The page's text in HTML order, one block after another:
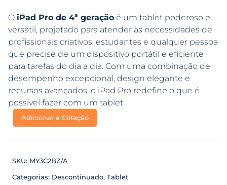
O iPad Pro de 4ª geração é um tablet poderoso e
versátil, projetado para atender às necessidades de
profissionais criativos, estudantes e qualquer pessoa
que precise de um dispositivo portátil e eficiente
para tarefas do dia a dia. Com uma combinação de
desempenho excepcional, design elegante e
recursos avançados, o iPad Pro redefine o que é
possível fazer com um tablet.
Adicionar a Cotação
SKU: MY3C2BZ/A
Categorias: Descontinuado, Tablet